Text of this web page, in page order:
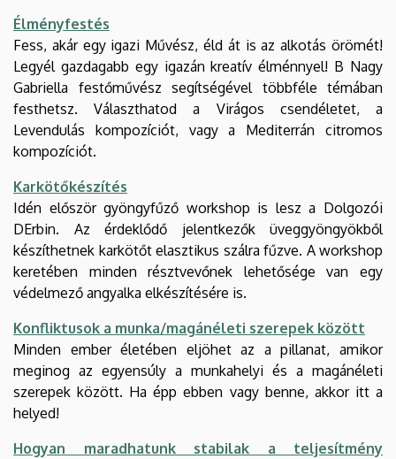
Élményfestés
Fess, akár egy igazi Művész, éld át is az alkotás örömét!
Legyél gazdagabb egy igazán kreatív élménnyel! B Nagy
Gabriella festőművész segítségével többféle témában
festhetsz. Választhatod a Virágos csendéletet, a
Levendulás kompozíciót, vagy a Mediterrán citromos
kompozíciót.
Karkötőkészítés
Idén először gyöngyfűző workshop is lesz a Dolgozói
DErbin. Az érdeklődő jelentkezők üveggyöngyökből
készíthetnek karkötőt elasztikus szálra fűzve. A workshop
keretében minden résztvevőnek lehetősége van egy
védelmező angyalka elkészítésére is.
Konfliktusok a munka/magánéleti szerepek között
Minden ember életében eljöhet az a pillanat, amikor
meginog az egyensúly a munkahelyi és a magánéleti
szerepek között. Ha épp ebben vagy benne, akkor itt a
helyed!
Hogyan maradhatunk stabilak a teljesítmény